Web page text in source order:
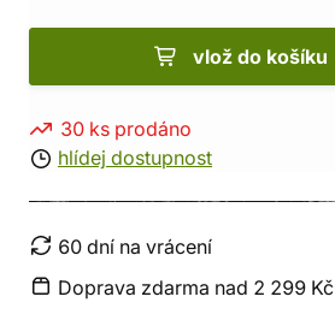
vlož do košíku
30 ks prodáno
hlídej dostupnost
60 dní na vrácení
Doprava zdarma nad 2 299 Kč